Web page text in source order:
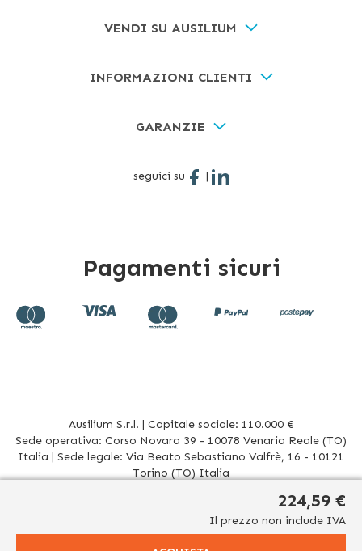
224,59 €
Il prezzo non include IVA
VENDI SU AUSILIUM
INFORMAZIONI CLIENTI
GARANZIE
seguici su |
Pagamenti sicuri
Ausilium S.r.l. | Capitale sociale: 110.000 €
Sede operativa: Corso Novara 39 - 10078 Venaria Reale (TO)
Italia | Sede legale: Via Beato Sebastiano Valfrè, 16 - 10121
Torino (TO) Italia
Relativamente ai prodotti venduti da Ausilium S.r.l. ed aventi la seguente natura: